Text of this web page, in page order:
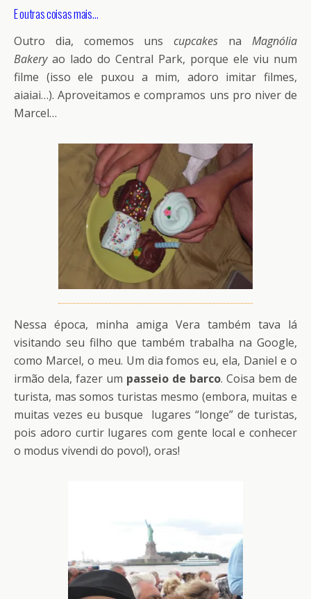
E outras coisas mais…
Outro dia, comemos unscupcakes naMagnólia
Bakeryao lado do Central Park, porque ele viu num
filme (isso ele puxou a mim, adoro imitar filmes,
aiaiai…). Aproveitamos e compramos uns pro niver de
Marcel…
Nessa época, minha amiga Vera também tava lá
visitando seu filho que também trabalha na Google,
como Marcel, o meu. Um dia fomos eu, ela, Daniel e o
irmão dela, fazer um passeio de barco. Coisa bem de
turista, mas somos turistas mesmo (embora, muitas e
muitas vezes eu busque lugares “longe” de turistas,
pois adoro curtir lugares com gente local e conhecer
o modus vivendi do povo!), oras!